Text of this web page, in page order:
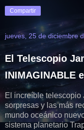
Compartir
jueves, 25 de diciembre
El Telescopio
INIMAGINABLE
El increíble telescopio
sorpresas y las más
mundo oceánico
sistema planetario